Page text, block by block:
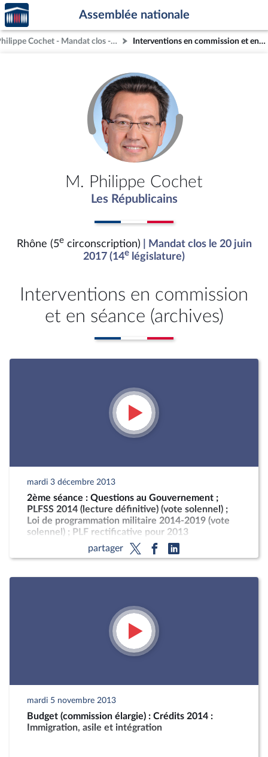
Aller au contenu
Aller en bas de la page
Accèder
à la
page
d'accueil
Assemblée nationale
M. Philippe Cochet - Mandat clos - Rhône (5e circonscription) Interventions en commission et en séance (archives)
M. Philippe Cochet
Les Républicains
Rhône (5ecirconscription)
| Mandat clos le 20 juin
2017 (14e législature)
Interventions en commission
et en séance (archives)
mardi 3 décembre 2013
2ème séance : Questions au Gouvernement ;
PLFSS 2014 (lecture définitive) (vote solennel) ;
Loi de programmation militaire 2014-2019 (vote
solennel) ; PLF rectificative pour 2013
partager
mardi 5 novembre 2013
Budget (commission élargie) : Crédits 2014 :
Immigration, asile et intégration